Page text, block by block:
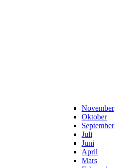
November
Oktober
September
Juli
Juni
April
Mars